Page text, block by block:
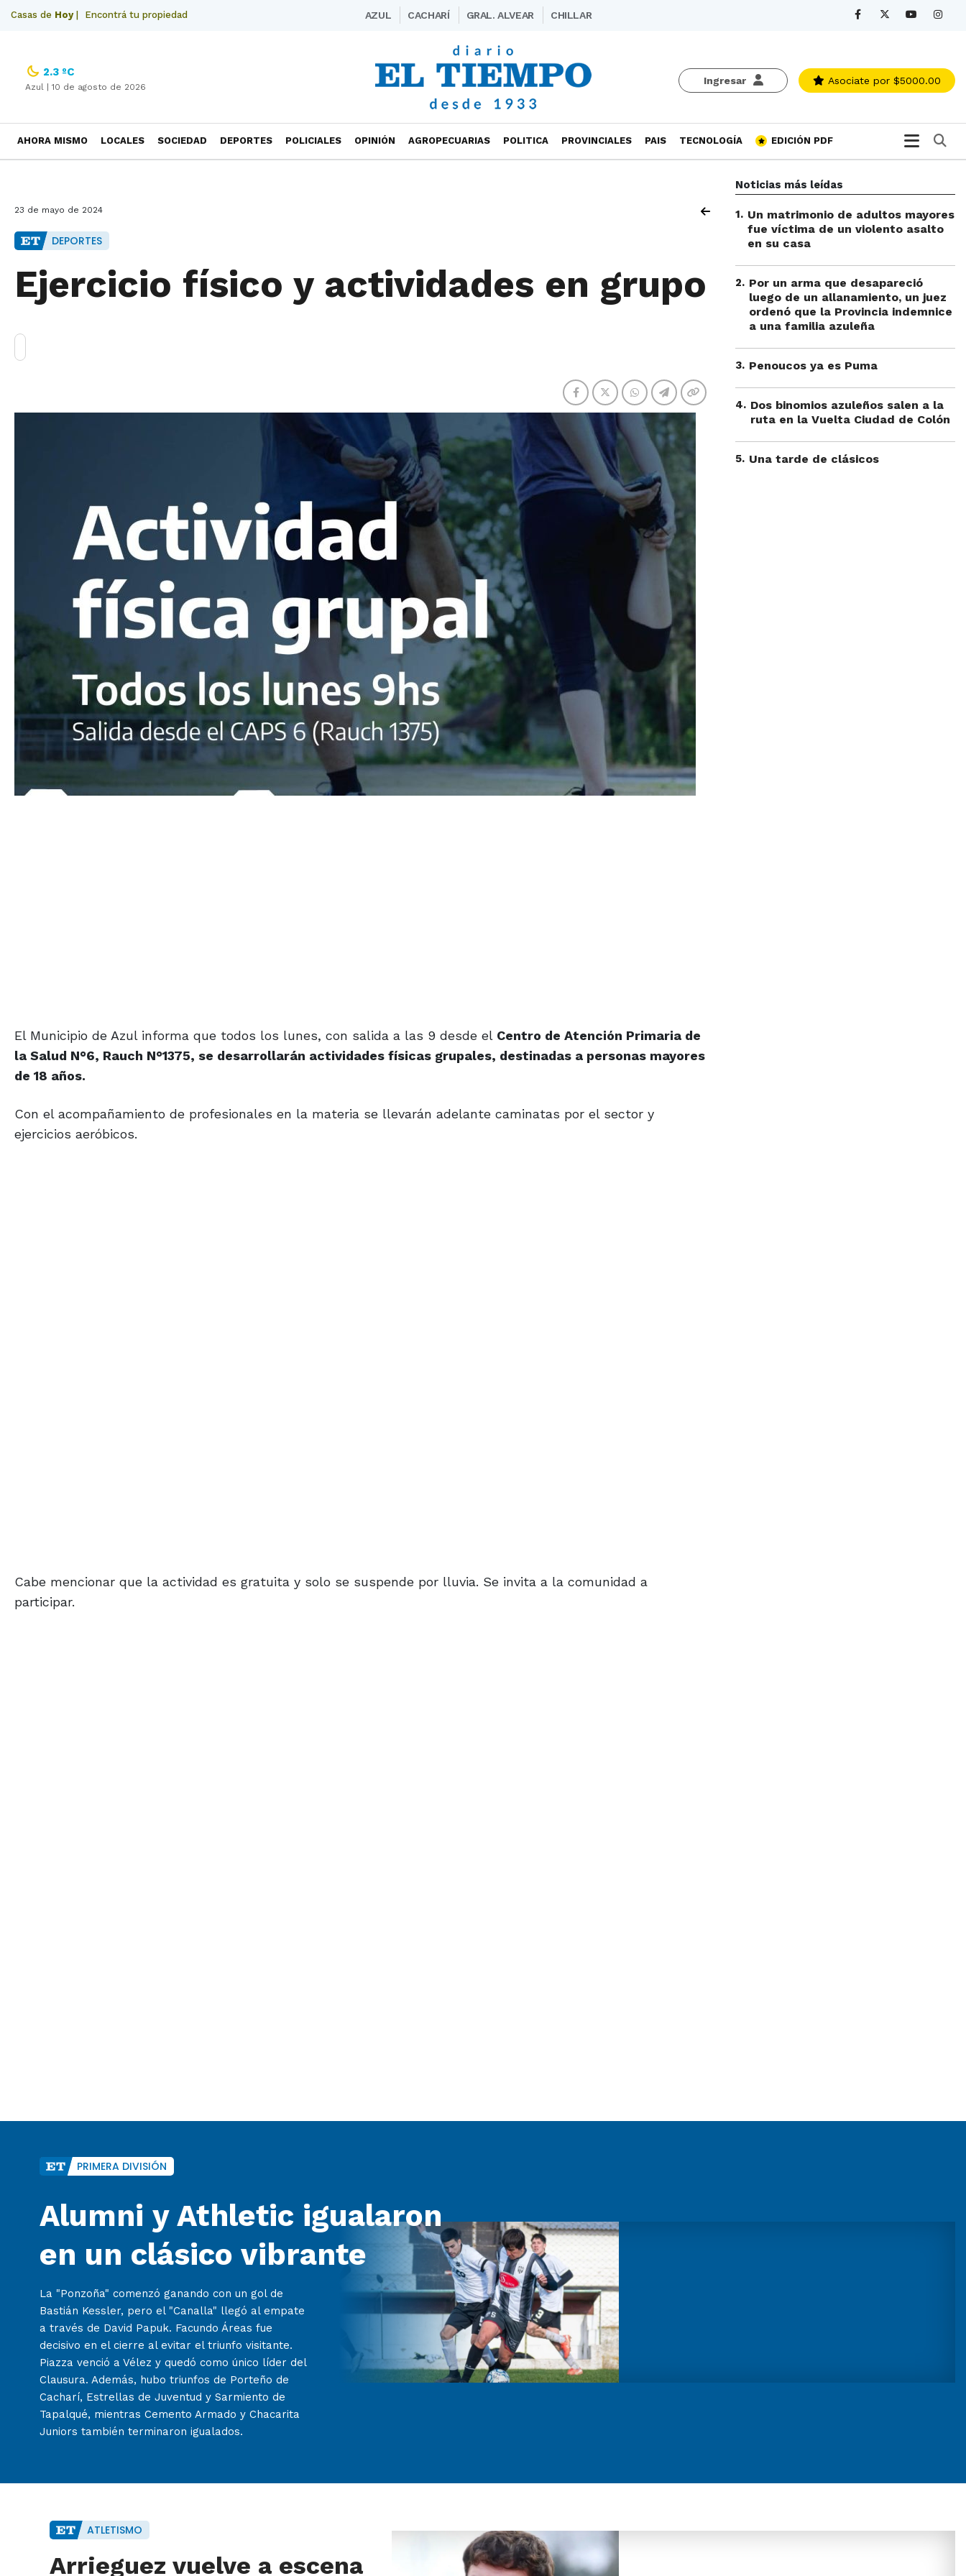
Casas de Hoy| Encontrá tu propiedad AZUL CACHARÍ GRAL. ALVEAR CHILLAR
Ingresar Asociate por $5000.00
2.3 ºC
Azul | 10 de agosto de 2026
AHORA MISMO LOCALES SOCIEDAD DEPORTES POLICIALES OPINIÓN AGROPECUARIAS POLITICA PROVINCIALES PAIS TECNOLOGÍA EDICIÓN PDF
23 de mayo de 2024
DEPORTES
Ejercicio físico y actividades en grupo
El Municipio de Azul informa que todos los lunes, con salida a las 9 desde el Centro de Atención Primaria de
la Salud N°6, Rauch N°1375, se desarrollarán actividades físicas grupales, destinadas a personas mayores
de 18 años.
Con el acompañamiento de profesionales en la materia se llevarán adelante caminatas por el sector y
ejercicios aeróbicos.
Cabe mencionar que la actividad es gratuita y solo se suspende por lluvia. Se invita a la comunidad a
participar.
Noticias más leídas
1. Un matrimonio de adultos mayores
fue víctima de un violento asalto
en su casa
2. Por un arma que desapareció
luego de un allanamiento, un juez
ordenó que la Provincia indemnice
a una familia azuleña
3. Penoucos ya es Puma
4. Dos binomios azuleños salen a la
ruta en la Vuelta Ciudad de Colón
5. Una tarde de clásicos
PRIMERA DIVISIÓN
Alumni y Athletic igualaron
en un clásico vibrante
La "Ponzoña" comenzó ganando con un gol de
Bastián Kessler, pero el "Canalla" llegó al empate
a través de David Papuk. Facundo Áreas fue
decisivo en el cierre al evitar el triunfo visitante.
Piazza venció a Vélez y quedó como único líder del
Clausura. Además, hubo triunfos de Porteño de
Cacharí, Estrellas de Juventud y Sarmiento de
Tapalqué, mientras Cemento Armado y Chacarita
Juniors también terminaron igualados.
ATLETISMO
Arrieguez vuelve a escena